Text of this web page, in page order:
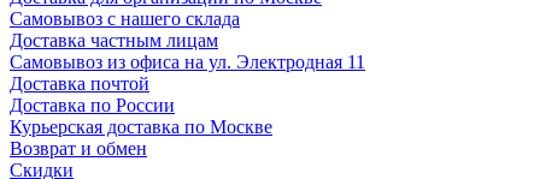
Самовывоз с нашего склада
Доставка частным лицам
Самовывоз из офиса на ул. Электродная 11
Доставка почтой
Доставка по России
Курьерская доставка по Москве
Возврат и обмен
Скидки